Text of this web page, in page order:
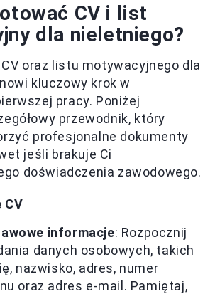
CV i list
dla nieletniego?
oraz listu motywacyjnego dla
kluczowy krok w
pracy. Poniżej
przewodnik, który
profesjonalne dokumenty
jeśli brakuje Ci
doświadczenia zawodowego.
CV
informacje: Rozpocznij
danych osobowych, takich
nazwisko, adres, numer
oraz adres e-mail. Pamiętaj,